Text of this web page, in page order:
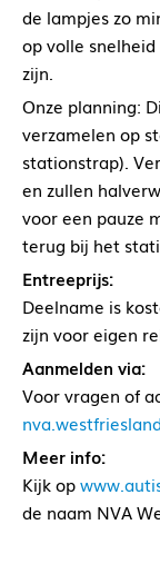
de lampjes zo
op volle
zijn.
Onze planning:
verzamelen op
stationstrap).
en zullen
voor een pauze
terug bij het
Entreeprijs:
Deelname is
zijn voor eigen
Aanmelden via:
Voor vragen of
Meer info:
Kijk op
de naam NVA